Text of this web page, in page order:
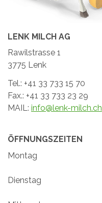
LENK MILCH AG
Rawilstrasse 1
3775 Lenk
Tel.: +41 33 733 15 70
Fax.: +41 33 733 23 29
MAIL: info@lenk-milch.ch
ÖFFNUNGSZEITEN
Montag
Dienstag